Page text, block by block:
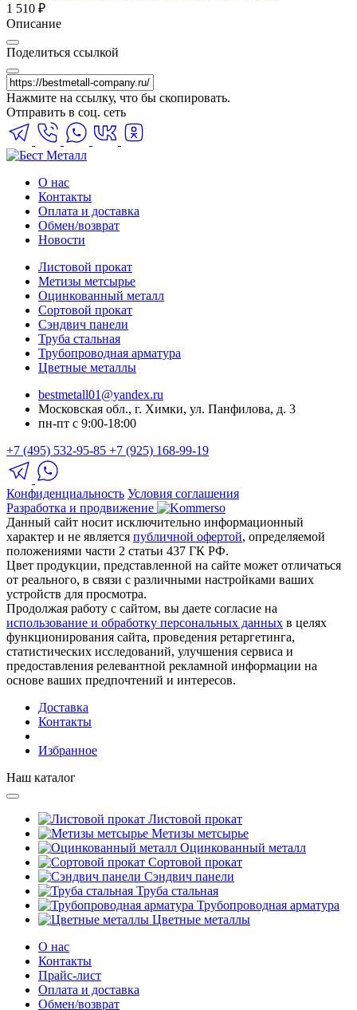
1 510 ₽
Описание
Поделиться ссылкой
Нажмите на ссылку, что бы скопировать.
Отправить в соц. сеть
О нас
Контакты
Оплата и доставка
Обмен/возврат
Новости
Листовой прокат
Метизы метсырье
Оцинкованный металл
Сортовой прокат
Сэндвич панели
Труба стальная
Трубопроводная арматура
Цветные металлы
bestmetall01@yandex.ru
Московская обл., г. Химки, ул. Панфилова, д. 3
пн-пт с 9:00-18:00
+7 (495) 532-95-85 +7 (925) 168-99-19
Конфиденциальность Условия соглашения
Разработка и продвижение
Данный сайт носит исключительно информационный
характер и не является публичной офертой, определяемой
положениями части 2 статьи 437 ГК РФ.
Цвет продукции, представленной на сайте может отличаться
от реального, в связи с различными настройками ваших
устройств для просмотра.
Продолжая работу с сайтом, вы даете согласие на
использование и обработку персональных данных в целях
функционирования сайта, проведения ретаргетинга,
статистических исследований, улучшения сервиса и
предоставления релевантной рекламной информации на
основе ваших предпочтений и интересов.
Доставка
Контакты
Избранное
Наш каталог
Листовой прокат
Метизы метсырье
Оцинкованный металл
Сортовой прокат
Сэндвич панели
Труба стальная
Трубопроводная арматура
Цветные металлы
О нас
Контакты
Прайс-лист
Оплата и доставка
Обмен/возврат